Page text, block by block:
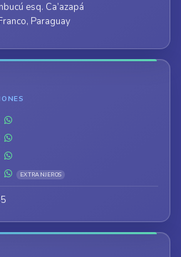
esq. Ca’azapá
Paraguay
EXTRANJEROS